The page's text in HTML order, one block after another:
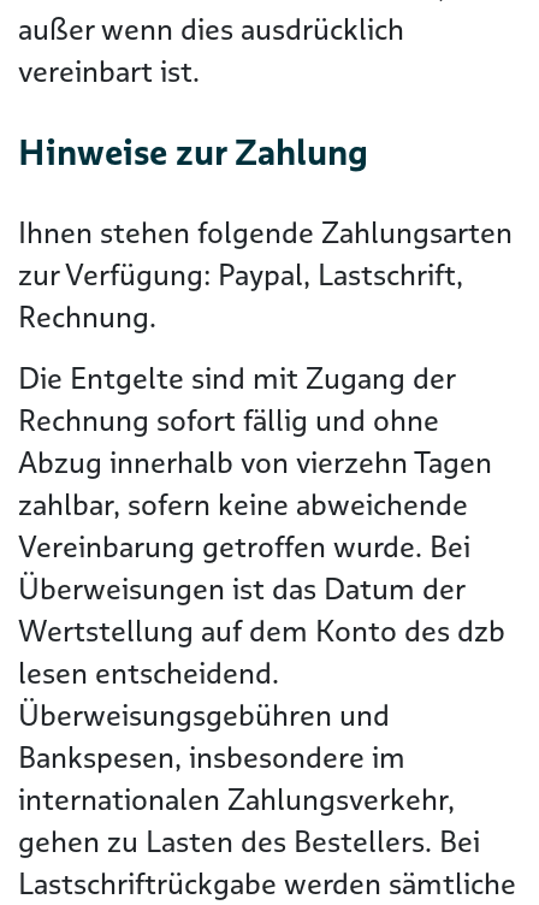
außer wenn dies ausdrücklich
vereinbart ist.
Hinweise zur Zahlung
Ihnen stehen folgende Zahlungsarten
zur Verfügung: Paypal, Lastschrift,
Rechnung.
Die Entgelte sind mit Zugang der
Rechnung sofort fällig und ohne
Abzug innerhalb von vierzehn Tagen
zahlbar, sofern keine abweichende
Vereinbarung getroffen wurde. Bei
Überweisungen ist das Datum der
Wertstellung auf dem Konto des dzb
lesen entscheidend.
Überweisungsgebühren und
Bankspesen, insbesondere im
internationalen Zahlungsverkehr,
gehen zu Lasten des Bestellers. Bei
Lastschriftrückgabe werden sämtliche